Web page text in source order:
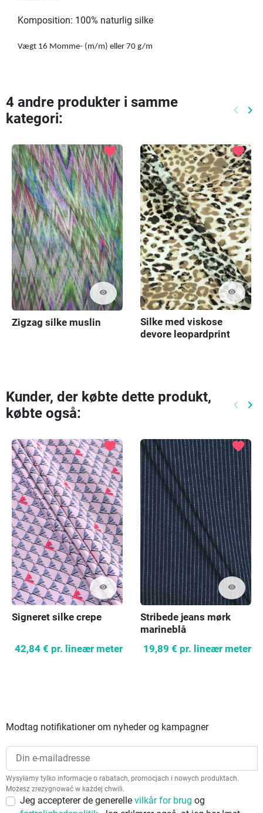
Komposition: 100% naturlig silke
Vægt 16 Momme- (m/m) eller 70 g/m
4 andre produkter i samme
kategori:
keyboard_arrow_left keyboard_arrow_right
visibility
favorite
Zigzag silke muslin
visibility
favorite
Silke med viskose
devore leopardprint
Kunder, der købte dette produkt,
købte også:
keyboard_arrow_left keyboard_arrow_right
visibility
favorite
Signeret silke crepe
42,84 € pr. lineær meter
visibility
favorite
Stribede jeans mørk
marineblå
19,89 € pr. lineær meter
Modtag notifikationer om nyheder og kampagner
Wysyłamy tylko informacje o rabatach, promocjach i nowych produktach.
Możesz zrezygnować w każdej chwili.
Jeg accepterer de generelle vilkår for brug og